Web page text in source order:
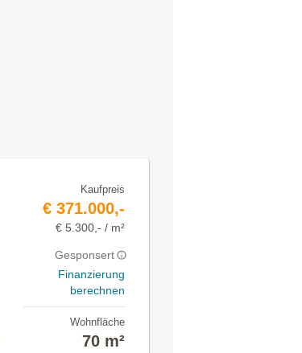
Kaufpreis
€ 371.000,-
€ 5.300,- / m²
Gesponsert
Finanzierung
berechnen
Wohnfläche
70 m²